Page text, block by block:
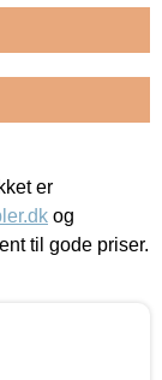
er
og
til gode priser.